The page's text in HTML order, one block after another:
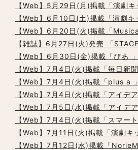
【Web】5月29日(月)掲載「演劇キ
【Web】6月10日(土)掲載「演劇キ
【Web】6月20日(火)掲載「
【雑誌】6月27日(火)発売 「
【Web】6月30日(金)掲載「ぴあ 」
【Web】7月4日(火)掲載「毎日新
【Web】7月4日(火)掲載「plus a 」
【Web】7月4日(火)掲載「アイデ
【Web】7月5日(水)掲載「アイデ
【Web】7月4日(火)掲載「スマー
【Web】7月11日(火)掲載「演劇キ
【Web】7月12日(水)掲載「